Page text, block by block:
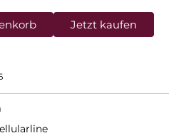
Jetzt kaufen